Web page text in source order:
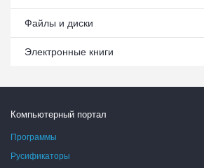
Файлы и диски
Электронные книги
Компьютерный портал
Программы
Русификаторы